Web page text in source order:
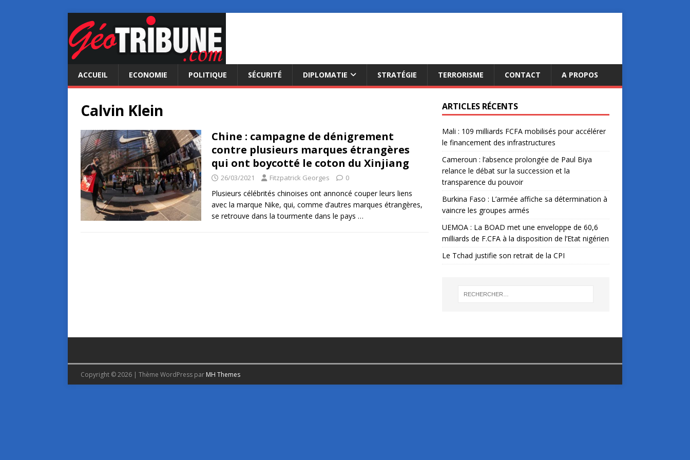
ACCUEIL ECONOMIE POLITIQUE SÉCURITÉ DIPLOMATIE STRATÉGIE TERRORISME CONTACT A PROPOS
Calvin Klein
Chine : campagne de dénigrement
contre plusieurs marques étrangères
qui ont boycotté le coton du Xinjiang
26/03/2021 Fitzpatrick Georges 0
Plusieurs célébrités chinoises ont annoncé couper leurs liens
avec la marque Nike, qui, comme d’autres marques étrangères,
se retrouve dans la tourmente dans le pays …
ARTICLES RÉCENTS
Mali : 109 milliards FCFA mobilisés pour accélérer
le financement des infrastructures
Cameroun : l’absence prolongée de Paul Biya
relance le débat sur la succession et la
transparence du pouvoir
Burkina Faso : L’armée affiche sa détermination à
vaincre les groupes armés
UEMOA : La BOAD met une enveloppe de 60,6
milliards de F.CFA à la disposition de l’Etat nigérien
Le Tchad justifie son retrait de la CPI
Copyright © 2026 | Thème WordPress par MH Themes